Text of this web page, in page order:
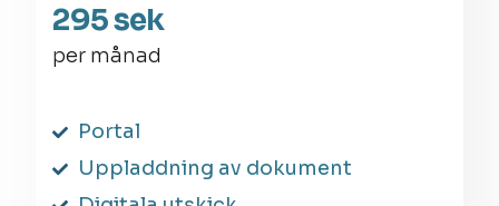
295 sek
per månad
Portal
Uppladdning av dokument